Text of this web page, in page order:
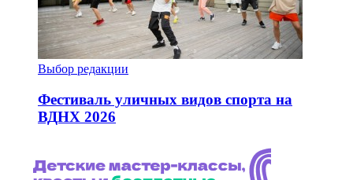
Выбор редакции
Фестиваль уличных видов спорта на
ВДНХ 2026